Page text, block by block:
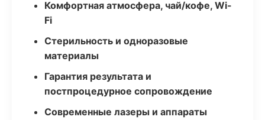
Комфортная атмосфера, чай/кофе, Wi-
Fi
Стерильность и одноразовые
материалы
Гарантия результата и
постпроцедурное сопровождение
Современные лазеры и аппараты